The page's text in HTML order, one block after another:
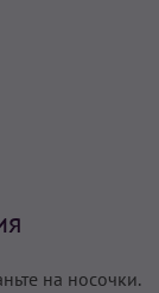
на носочки.